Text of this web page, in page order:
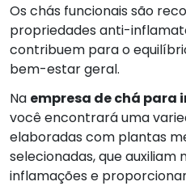
Os chás funcionais são
propriedades anti-
contribuem para o
bem-estar geral.
Na empresa de chá para
você encontrará uma
elaboradas com plantas
selecionadas, que auxiliam
inflamações e